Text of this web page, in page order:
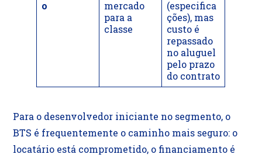
o
mercado
para a
classe
(especifica
ções), mas
custo é
repassado
no aluguel
pelo prazo
do contrato
Para o desenvolvedor iniciante no segmento, o
BTS é frequentemente o caminho mais seguro: o
locatário está comprometido, o financiamento é